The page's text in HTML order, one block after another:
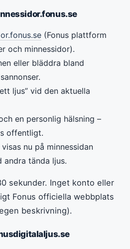
(Fonus plattform
och minnessidor).
eller bläddra bland
ljus” vid den aktuella
en personlig hälsning –
offentligt.
nu på minnessidan
andra tända ljus.
sekunder. Inget konto eller
Fonus officiella webbplats
beskrivning).